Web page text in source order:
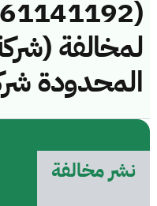
لمخالفة
المحدودة
نشر مخالفة